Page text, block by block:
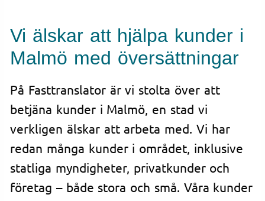
Vi älskar att hjälpa kunder i
Malmö med översättningar
På Fasttranslator är vi stolta över att
betjäna kunder i Malmö, en stad vi
verkligen älskar att arbeta med. Vi har
redan många kunder i området, inklusive
statliga myndigheter, privatkunder och
företag – både stora och små. Våra kunder